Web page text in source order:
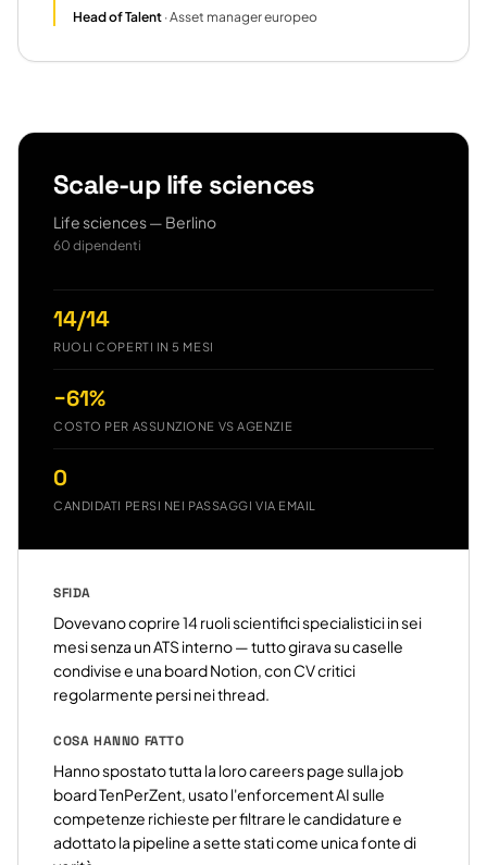
Head of Talent ·Asset manager europeo
Scale-up life sciences
Life sciences — Berlino
60 dipendenti
14/14
RUOLI COPERTI IN 5 MESI
−61%
COSTO PER ASSUNZIONE VS AGENZIE
0
CANDIDATI PERSI NEI PASSAGGI VIA EMAIL
SFIDA
Dovevano coprire 14 ruoli scientifici specialistici in sei
mesi senza un ATS interno — tutto girava su caselle
condivise e una board Notion, con CV critici
regolarmente persi nei thread.
COSA HANNO FATTO
Hanno spostato tutta la loro careers page sulla job
board TenPerZent, usato l'enforcement AI sulle
competenze richieste per filtrare le candidature e
adottato la pipeline a sette stati come unica fonte di